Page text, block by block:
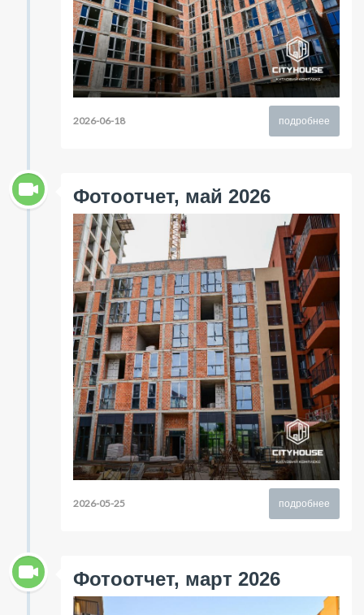
подробнее
2026-06-18
Фотоотчет, май 2026
подробнее
2026-05-25
Фотоотчет, март 2026